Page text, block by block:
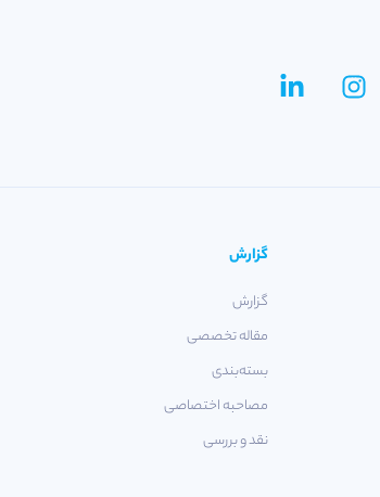
گزارش
گزارش
مقاله تخصصی
بسته‌بندی
مصاحبه اختصاصی
نقد و بررسی